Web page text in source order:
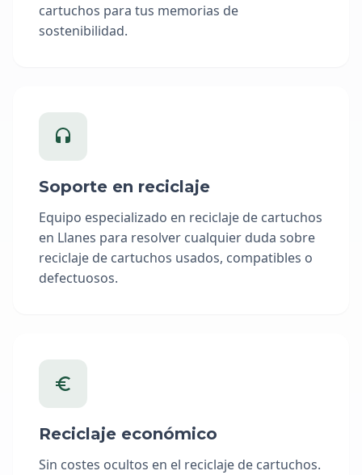
cartuchos para tus memorias de
sostenibilidad.
Soporte en reciclaje
Equipo especializado en reciclaje de cartuchos
en Llanes para resolver cualquier duda sobre
reciclaje de cartuchos usados, compatibles o
defectuosos.
Reciclaje económico
Sin costes ocultos en el reciclaje de cartuchos.